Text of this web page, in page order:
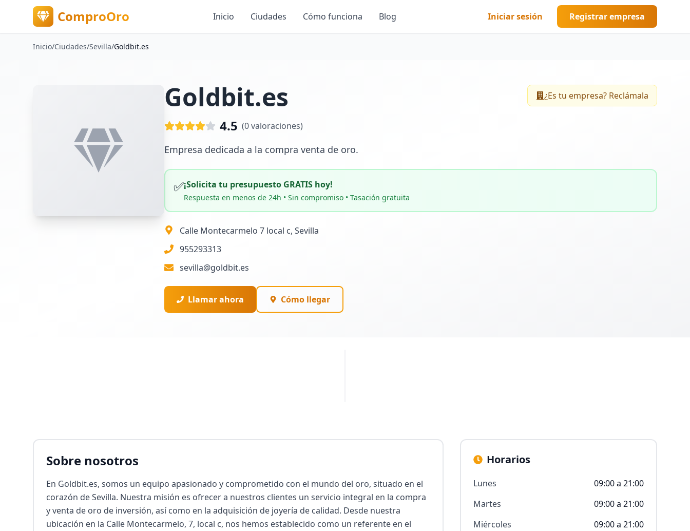
ComproOro Inicio Ciudades Cómo funciona Blog Iniciar sesión Registrar empresa
Inicio/Ciudades/Sevilla/Goldbit.es
Goldbit.es ¿Es tu empresa? Reclámala
4.5 (0valoraciones)
Empresa dedicada a la compra venta de oro.
✅¡Solicita tu presupuesto GRATIS hoy!
Respuesta en menos de 24h • Sin compromiso • Tasación gratuita
Calle Montecarmelo 7 local c, Sevilla
955293313
sevilla@goldbit.es
Llamar ahora Cómo llegar
Sobre nosotros
En Goldbit.es, somos un equipo apasionado y comprometido con el mundo del oro, situado en el
corazón de Sevilla. Nuestra misión es ofrecer a nuestros clientes un servicio integral en la compra
y venta de oro de inversión, así como en la adquisición de joyería de calidad. Desde nuestra
ubicación en la Calle Montecarmelo, 7, local c, nos hemos establecido como un referente en el
Horarios
Lunes
09:00 a 21:00
Martes
09:00 a 21:00
Miércoles
09:00 a 21:00